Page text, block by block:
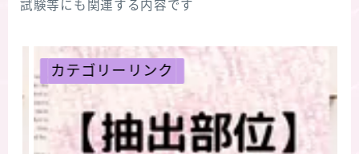
試験等にも関連する内容です
リーリンク